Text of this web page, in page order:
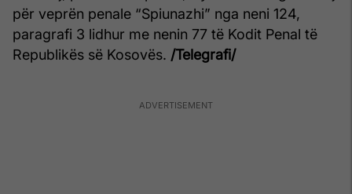
për veprën penale “Spiunazhi” nga neni 124,
paragrafi 3 lidhur me nenin 77 të Kodit Penal të
Republikës së Kosovës. /Telegrafi/